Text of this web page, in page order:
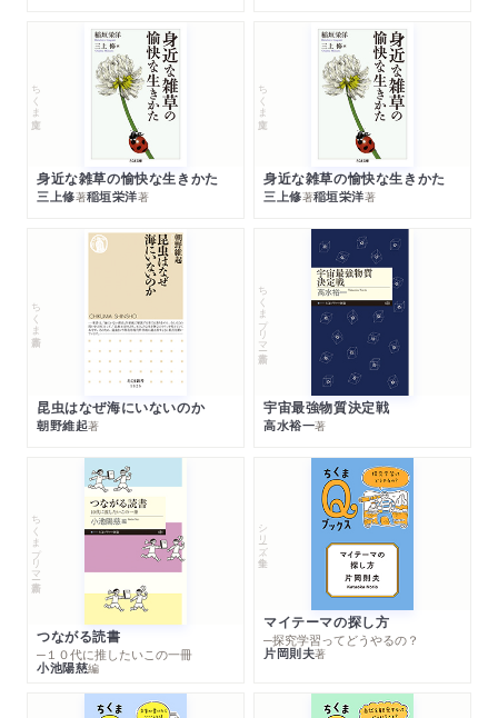
ちくま文庫
身近な雑草の愉快な生きかた
三上修著稲垣栄洋著
ちくま文庫
身近な雑草の愉快な生きかた
三上修著稲垣栄洋著
ちくま新書
昆虫はなぜ海にいないのか
朝野維起著
ちくまプリマー新書
宇宙最強物質決定戦
高水裕一著
ちくまプリマー新書
つながる読書
─１０代に推したいこの一冊
小池陽慈編
シリーズ・全集
マイテーマの探し方
─探究学習ってどうやるの？
片岡則夫著